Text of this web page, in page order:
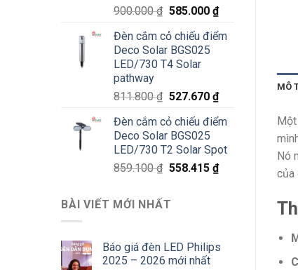
MÔ
Nó
của
900.000₫ Giá
là:
900.000 ₫.
585.000 ₫Giá
tại
Đèn cắm cỏ chiếu điểm
Deco Solar BGS025
LED/730 T4 Solar
pathway
811.800₫ Giá
là:
811.800 ₫.
527.670 ₫Giá
tại
527.670 ₫.
Đèn cắm cỏ chiếu điểm
Deco Solar BGS025
LED/730 T2 Solar Spot
859.100₫ Giá
859.100 ₫.
558.415 ₫Giá
BÀI VIẾT MỚI NHẤT
Báo giá đèn LED Philips
2025 – 2026 mới nhất